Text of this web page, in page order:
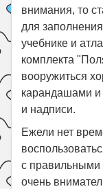
внимания, то
для
учебнике и
комплекта
вооружиться
карандашами и
и надписи.
Ежели нет
с правильными
очень